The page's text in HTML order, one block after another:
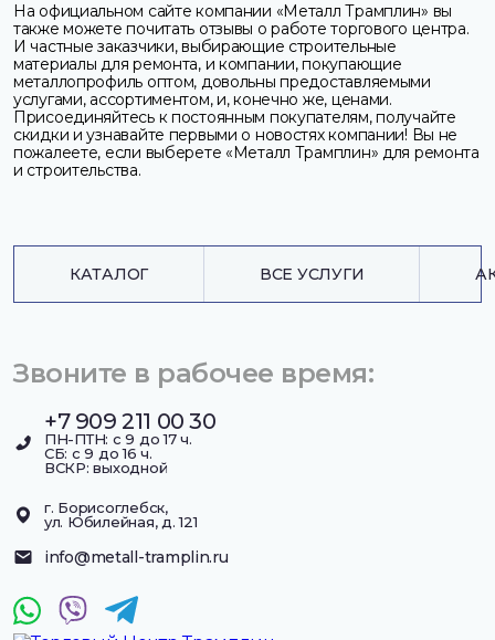
На официальном сайте компании «Металл Трамплин» вы
также можете почитать отзывы о работе торгового центра.
И частные заказчики, выбирающие строительные
материалы для ремонта, и компании, покупающие
металлопрофиль оптом, довольны предоставляемыми
услугами, ассортиментом, и, конечно же, ценами.
Присоединяйтесь к постоянным покупателям, получайте
скидки и узнавайте первыми о новостях компании! Вы не
пожалеете, если выберете «Металл Трамплин» для ремонта
и строительства.
КАТАЛОГ ВСЕ УСЛУГИ
Звоните в рабочее время:
+7 909 211 00 30
ПН-ПТН: с 9 до 17 ч.
СБ: с 9 до 16 ч.
ВСКР: выходной
г. Борисоглебск,
ул. Юбилейная, д. 121
info@metall-tramplin.ru